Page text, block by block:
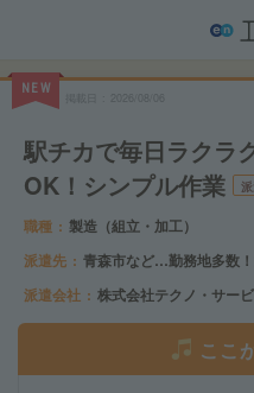
NEW
駅チカで毎日ラクラ
OK！シンプル作業
職種
製造（組立・加工）
派遣先
青森市など…勤務地多数！
派遣会社
株式会社テクノ・サー
ここ